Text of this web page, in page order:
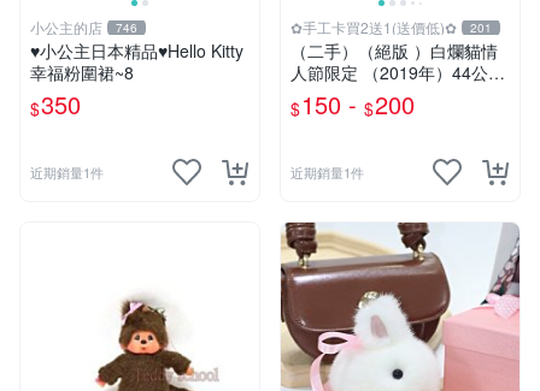
小公主的店 746
♥小公主日本精品♥Hello Kitty
幸福粉圍裙~8
$350
近期銷量1件
✿手工卡買2送1(送價低)✿ 201
（二手）（絕版 ）白爛貓情
人節限定 （2019年）44公分
大娃＆雞腿爛
$150 - $200
近期銷量1件